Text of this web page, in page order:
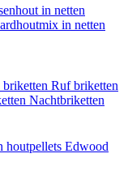
in netten
in netten
Ruf briketten
Nachtbriketten
houtpellets Edwood